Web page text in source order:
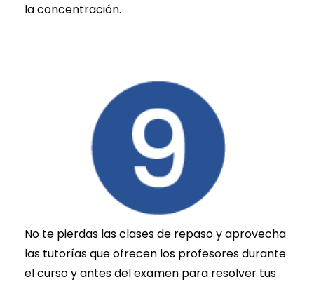
la concentración.
No te pierdas las clases de repaso y aprovecha
las tutorías que ofrecen los profesores durante
el curso y antes del examen para resolver tus